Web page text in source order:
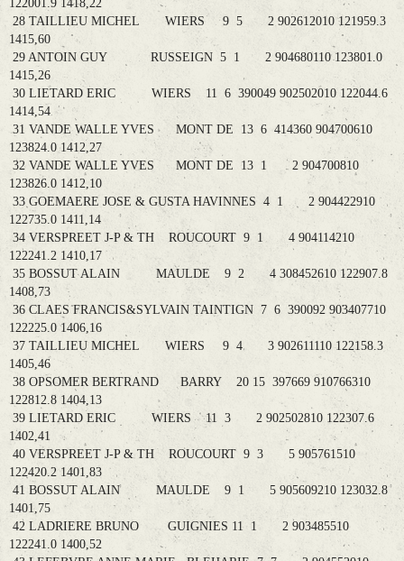
122001.9 1418,22
28 TAILLIEU MICHEL WIERS 9 5 2 902612010 121959.3
1415,60
29 ANTOIN GUY RUSSEIGN 5 1 2 904680110 123801.0
1415,26
30 LIETARD ERIC WIERS 11 6 390049 902502010 122044.6
1414,54
31 VANDE WALLE YVES MONT DE 13 6 414360 904700610
123824.0 1412,27
32 VANDE WALLE YVES MONT DE 13 1 2 904700810
123826.0 1412,10
33 GOEMAERE JOSE & GUSTA HAVINNES 4 1 2 904422910
122735.0 1411,14
34 VERSPREET J-P & TH ROUCOURT 9 1 4 904114210
122241.2 1410,17
35 BOSSUT ALAIN MAULDE 9 2 4 308452610 122907.8
1408,73
36 CLAES FRANCIS&SYLVAIN TAINTIGN 7 6 390092 903407710
122225.0 1406,16
37 TAILLIEU MICHEL WIERS 9 4 3 902611110 122158.3
1405,46
38 OPSOMER BERTRAND BARRY 20 15 397669 910766310
122812.8 1404,13
39 LIETARD ERIC WIERS 11 3 2 902502810 122307.6
1402,41
40 VERSPREET J-P & TH ROUCOURT 9 3 5 905761510
122420.2 1401,83
41 BOSSUT ALAIN MAULDE 9 1 5 905609210 123032.8
1401,75
42 LADRIERE BRUNO GUIGNIES 11 1 2 903485510
122241.0 1400,52